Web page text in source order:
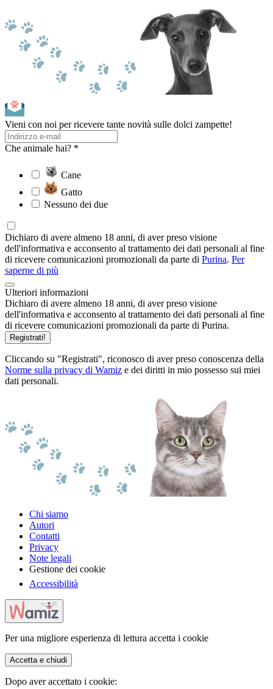
Vieni con noi per ricevere tante novità sulle dolci zampette!
Che animale hai? *
Cane
Gatto
Nessuno dei due
Dichiaro di avere almeno 18 anni, di aver preso visione
dell'informativa e acconsento al trattamento dei dati personali al fine
di ricevere comunicazioni promozionali da parte di Purina. Per
saperne di più
Ulteriori informazioni
Dichiaro di avere almeno 18 anni, di aver preso visione
dell'informativa e acconsento al trattamento dei dati personali al fine
di ricevere comunicazioni promozionali da parte di Purina.
Registrati!
Cliccando su "Registrati", riconosco di aver preso conoscenza della
Norme sulla privacy di Wamiz e dei diritti in mio possesso sui miei
dati personali.
Chi siamo
Autori
Contatti
Privacy
Note legali
Gestione dei cookie
Accessibilità
Per una migliore esperienza di lettura accetta i cookie
Accetta e chiudi
Dopo aver accettato i cookie: